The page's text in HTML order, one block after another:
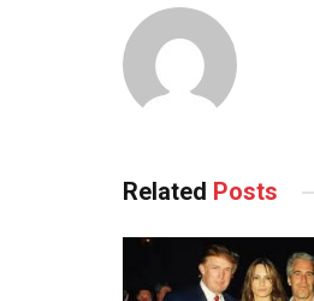
Related Posts